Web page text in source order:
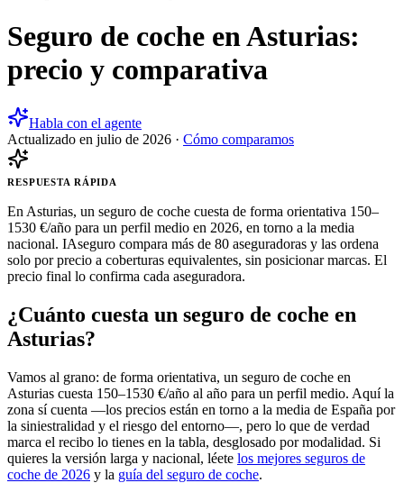
Seguro de coche en Asturias:
precio y comparativa
Habla con el agente
Actualizado en julio de 2026 · Cómo comparamos
RESPUESTA RÁPIDA
En Asturias, un seguro de coche cuesta de forma orientativa 150–
1530 €/año para un perfil medio en 2026, en torno a la media
nacional. IAseguro compara más de 80 aseguradoras y las ordena
solo por precio a coberturas equivalentes, sin posicionar marcas. El
precio final lo confirma cada aseguradora.
¿Cuánto cuesta un seguro de coche en
Asturias?
Vamos al grano: de forma orientativa, un seguro de coche en
Asturias cuesta 150–1530 €/año al año para un perfil medio. Aquí la
zona sí cuenta —los precios están en torno a la media de España por
la siniestralidad y el riesgo del entorno—, pero lo que de verdad
marca el recibo lo tienes en la tabla, desglosado por modalidad. Si
quieres la versión larga y nacional, léete los mejores seguros de
coche de 2026 y la guía del seguro de coche.